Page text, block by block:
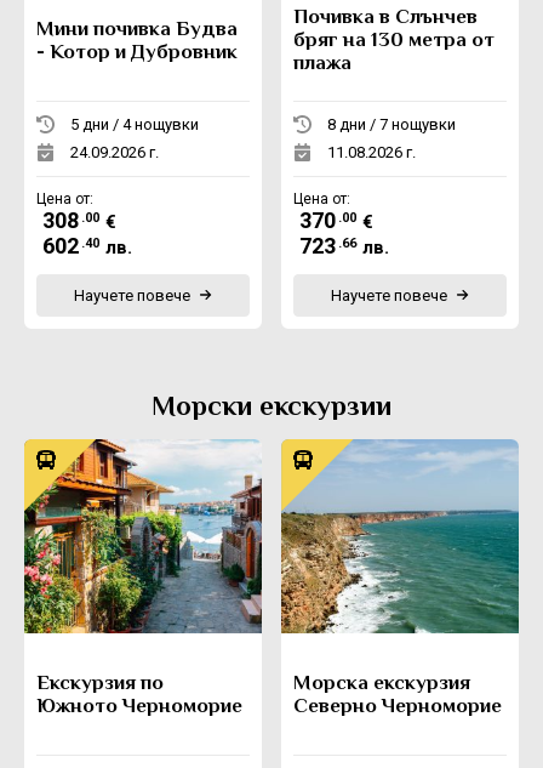
Мини почивка Будва
- Котор и Дубровник
5 дни / 4 нощувки
24.09.2026 г.
Цена от:
308 .00 €
602 .40 лв.
Научете повече
Почивка в Слънчев
бряг на 130 метра от
плажа
8 дни / 7 нощувки
11.08.2026 г.
Цена от:
370 .00 €
723 .66 лв.
Научете повече
Морски екскурзии
Екскурзия по
Южното Черноморие
Морска екскурзия
Северно Черноморие